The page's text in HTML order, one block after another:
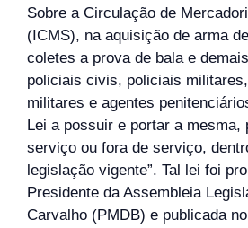
Sobre a Circulação de
(ICMS), na aquisição de arma
coletes a prova de bala e
policiais civis, policiais
militares e agentes
Lei a possuir e portar a mesma,
serviço ou fora de serviço,
legislação vigente”. Tal lei foi
Presidente da Assembleia
Carvalho (PMDB) e publicada